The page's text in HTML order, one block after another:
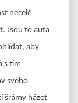
necelé
Jsou to auta
aby
s tím
svého
šrámy házet